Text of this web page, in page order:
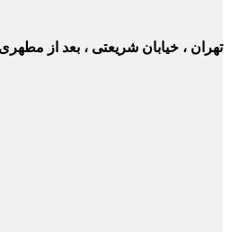
، خیابان شریعتی ، بعد از مطهری ،